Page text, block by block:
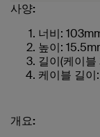
사양:
너비:
높이:
길이(케이
케이블 길
개요: